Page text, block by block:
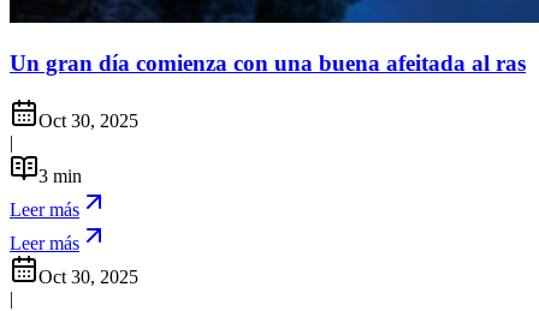
Un gran día comienza con una buena afeitada al ras
Oct 30, 2025
|
3 min
Leer más
Leer más
Oct 30, 2025
|